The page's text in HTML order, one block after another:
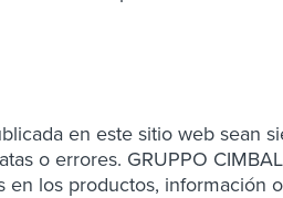
en este sitio web sean
o errores. GRUPPO
los productos, información